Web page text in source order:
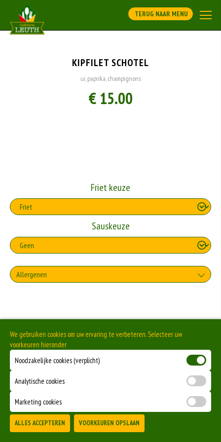
TERUG NAAR MENU
KIPFILET SCHOTEL
ui, paprika, champignons
€ 15.00
Friet keuze
Sauskeuze
Allergenen
We gebruiken cookies om uw ervaring te verbeteren. Selecteer uw
voorkeuren hieronder
Noodzakelijke cookies (verplicht)
Analytische cookies
Marketing cookies
ALLES ACCEPTEREN VOORKEUREN OPSLAAN